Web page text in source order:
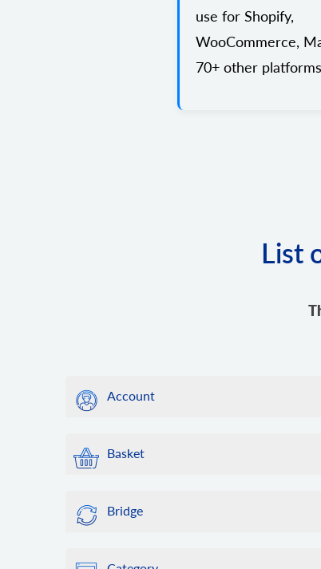
use for Shopify,
WooCommerce,
70+ other
List
Account
Basket
Bridge